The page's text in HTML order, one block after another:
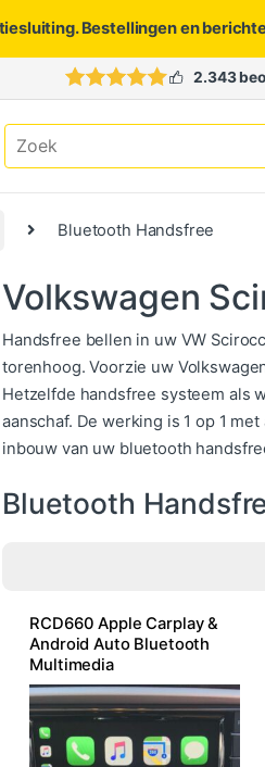
Bestellingen en
2.343
Search for:
Bluetooth Handsfree
Volkswagen
Handsfree bellen in uw VW
torenhoog. Voorzie uw
Hetzelfde handsfree systeem als
aanschaf. De werking is 1 op 1
inbouw van uw bluetooth
Bluetooth
RCD660 Apple Carplay &
Android Auto Bluetooth
Multimedia